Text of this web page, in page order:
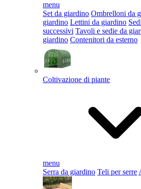
menu
Set da giardino Ombrelloni da
giardino Lettini da giardino
successivi Tavoli e sedie da
giardino Contenitori da esterno
Coltivazione di piante
menu
Serra da giardino Teli per serre